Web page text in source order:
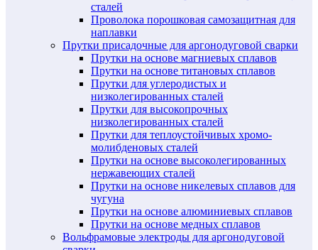
сталей
Проволока порошковая самозащитная для
наплавки
Прутки присадочные для аргонодуговой сварки
Прутки на основе магниевых сплавов
Прутки на основе титановых сплавов
Прутки для углеродистых и
низколегированных сталей
Прутки для высокопрочных
низколегированных сталей
Прутки для теплоустойчивых хромо-
молибденовых сталей
Прутки на основе высоколегированных
нержавеющих сталей
Прутки на основе никелевых сплавов для
чугуна
Прутки на основе алюминиевых сплавов
Прутки на основе медных сплавов
Вольфрамовые электроды для аргонодуговой